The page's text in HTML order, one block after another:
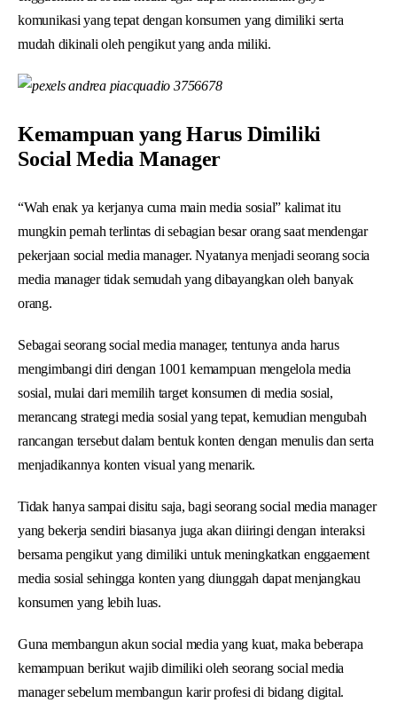
komunikasi yang tepat dengan konsumen yang dimiliki serta
mudah dikinali oleh pengikut yang anda miliki.
Kemampuan yang Harus Dimiliki
Social Media Manager
“Wah enak ya kerjanya cuma main media sosial” kalimat itu
mungkin pernah terlintas di sebagian besar orang saat mendengar
pekerjaan social media manager. Nyatanya menjadi seorang socia
media manager tidak semudah yang dibayangkan oleh banyak
orang.
Sebagai seorang social media manager, tentunya anda harus
mengimbangi diri dengan 1001 kemampuan mengelola media
sosial, mulai dari memilih target konsumen di media sosial,
merancang strategi media sosial yang tepat, kemudian mengubah
rancangan tersebut dalam bentuk konten dengan menulis dan serta
menjadikannya konten visual yang menarik.
Tidak hanya sampai disitu saja, bagi seorang social media manager
yang bekerja sendiri biasanya juga akan diiringi dengan interaksi
bersama pengikut yang dimiliki untuk meningkatkan enggaement
media sosial sehingga konten yang diunggah dapat menjangkau
konsumen yang lebih luas.
Guna membangun akun social media yang kuat, maka beberapa
kemampuan berikut wajib dimiliki oleh seorang social media
manager sebelum membangun karir profesi di bidang digital.